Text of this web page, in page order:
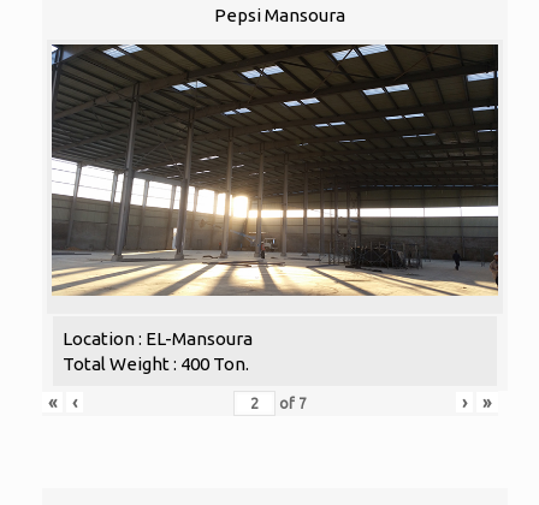
Pepsi Mansoura
Location : EL-Mansoura
Total Weight : 400 Ton.
«
‹ of 7 › »